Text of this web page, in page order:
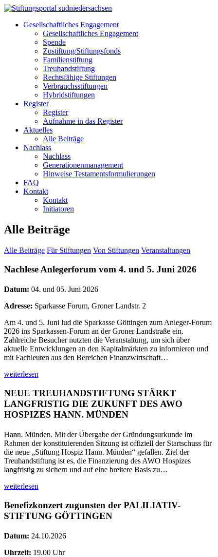
Gesellschaftliches Engagement
Gesellschaftliches Engagement
Spende
Zustiftung/Stiftungsfonds
Familienstiftung
Treuhandstiftung
Rechtsfähige Stiftungen
Verbrauchsstiftungen
Hybridstiftungen
Register
Register
Aufnahme in das Register
Aktuelles
Alle Beiträge
Nachlass
Nachlass
Generationenmanagement
Hinweise Testamentsformulierungen
FAQ
Kontakt
Kontakt
Initiatoren
Alle Beiträge
Alle Beiträge Für Stiftungen Von Stiftungen Veranstaltungen
Nachlese Anlegerforum vom 4. und 5. Juni 2026
Datum: 04. und 05. Juni 2026
Adresse: Sparkasse Forum, Groner Landstr. 2
Am 4. und 5. Juni lud die Sparkasse Göttingen zum Anleger-Forum
2026 ins Sparkassen-Forum an der Groner Landstraße ein.
Zahlreiche Besucher nutzten die Veranstaltung, um sich über
aktuelle Entwicklungen an den Kapitalmärkten zu informieren und
mit Fachleuten aus den Bereichen Finanzwirtschaft…
weiterlesen
NEUE TREUHANDSTIFTUNG STÄRKT
LANGFRISTIG DIE ZUKUNFT DES AWO
HOSPIZES HANN. MÜNDEN
Hann. Münden. Mit der Übergabe der Gründungsurkunde im
Rahmen der konstituierenden Sitzung ist offiziell der Startschuss für
die neue „Stiftung Hospiz Hann. Münden“ gefallen. Ziel der
Treuhandstiftung ist es, die Finanzierung des AWO Hospizes
langfristig zu sichern und auf eine breitere Basis zu…
weiterlesen
Benefizkonzert zugunsten der PALILIATIV-
STIFTUNG GÖTTINGEN
Datum: 24.10.2026
Uhrzeit: 19.00 Uhr